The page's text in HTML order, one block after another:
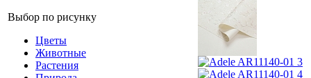
Выбор по рисунку
Цветы
Животные
Растения